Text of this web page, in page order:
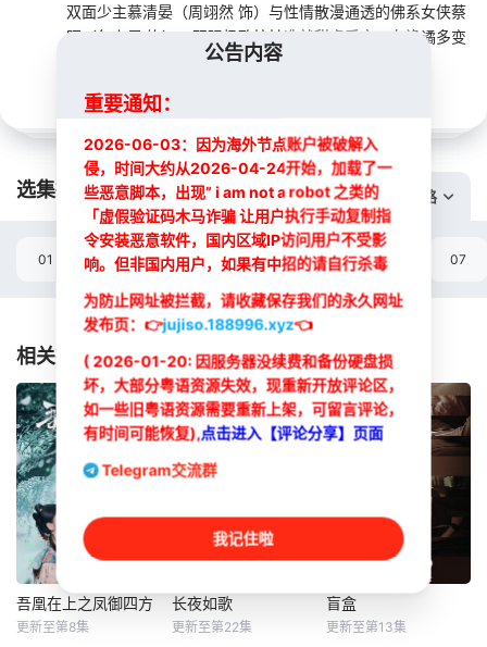
双面少主慕清晏（周翊然 饰）与性情散漫通透的佛系女侠蔡
昭（包上恩 饰），双强极致拉扯造就甜虐爱恋。在诡谲多变
的江湖中，二人携手撕破武林众生“假面”...
选集播放: 切换线路
选集
01 02 03 04 05 06 07
相关推荐
吾凰在上之凤御四方
吾凰在上之凤御四方
更新至第8集
长夜如歌
长夜如歌
更新至第22集
盲盒
盲盒
更新至第13集
公告内容
重要通知：
2026-06-03：因为海外节点账户被破解入
侵，时间大约从2026-04-24开始，加载了一
些恶意脚本，出现” i am not a robot 之类的
「虚假验证码木马诈骗 让用户执行手动复制指
令安装恶意软件，国内区域IP访问用户不受影
响。但非国内用户，如果有中招的请自行杀毒
为防止网址被拦截，请收藏保存我们的永久网址
发布页： 👉jujiso.188996.xyz👈
( 2026-01-20: 因服务器没续费和备份硬盘损
坏，大部分粤语资源失效，现重新开放评论区，
如一些旧粤语资源需要重新上架，可留言评论，
有时间可能恢复),点击进入【评论分享】页面
Telegram交流群
我记住啦